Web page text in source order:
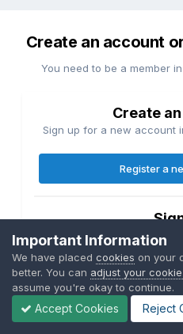
Create an account
You need to be a member
Create
Sign up for a new account
Register a
Already have an
Sign
Important Information
We have placed cookies on your
better. You can adjust your
assume you're okay to continue.
Accept Cookies Reject